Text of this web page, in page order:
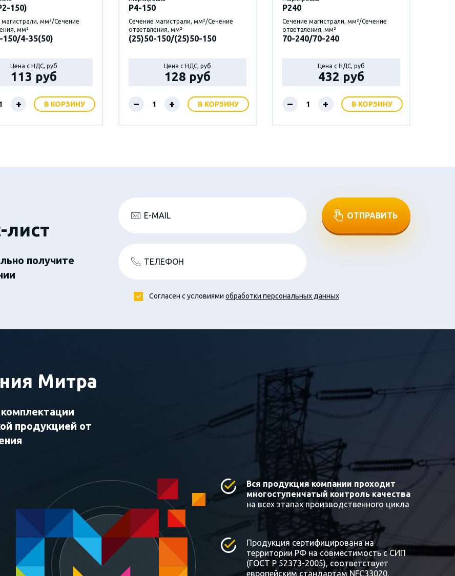
150)
магистрали, мм²/Сечение
мм²
150/4-35(50)
Цена с НДС, руб
113 руб
+ В КОРЗИНУ
P4-150
Сечение магистрали, мм²/Сечение
ответвления, мм²
(25)50-150/(25)50-150
Цена с НДС, руб
128 руб
– + В КОРЗИНУ
P240
Сечение магистрали, мм²/Сечение
ответвления, мм²
70-240/70-240
Цена с НДС, руб
432 руб
– + В КОРЗИНУ
лист
получите
E-MAIL
ТЕЛЕФОН
ОТПРАВИТЬ
Согласен с условиями обработки персональных данных
Митра
продукцией от
Вся продукция компании проходит
многоступенчатый контроль качества
на всех этапах производственного цикла
Продукция сертифицирована на
территории РФ на совместимость с СИП
(ГОСТ Р 52373-2005), соответствует
европейским стандартам NFC33020,